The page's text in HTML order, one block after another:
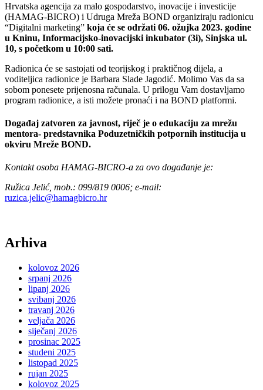
Hrvatska agencija za malo gospodarstvo, inovacije i investicije
(HAMAG-BICRO) i Udruga Mreža BOND organiziraju radionicu
“Digitalni marketing” koja će se održati 06. ožujka 2023. godine
u Kninu, Informacijsko-inovacijski inkubator (3i), Sinjska ul.
10, s početkom u 10:00 sati.
Radionica će se sastojati od teorijskog i praktičnog dijela, a
voditeljica radionice je Barbara Slade Jagodić. Molimo Vas da sa
sobom ponesete prijenosna računala. U prilogu Vam dostavljamo
program radionice, a isti možete pronaći i na BOND platformi.
Događaj zatvoren za javnost, riječ je o edukaciju za mrežu
mentora- predstavnika Poduzetničkih potpornih institucija u
okviru Mreže BOND.
Kontakt osoba HAMAG-BICRO-a za ovo događanje je:
Ružica Jelić, mob.: 099/819 0006; e-mail:
ruzica.jelic@hamagbicro.hr
Arhiva
kolovoz 2026
srpanj 2026
lipanj 2026
svibanj 2026
travanj 2026
veljača 2026
siječanj 2026
prosinac 2025
studeni 2025
listopad 2025
rujan 2025
kolovoz 2025